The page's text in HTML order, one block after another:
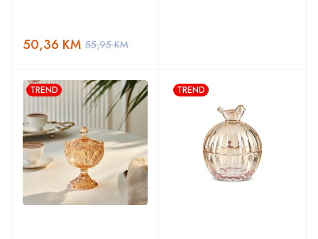
55,95KM
50,36 KM
TREND TREND